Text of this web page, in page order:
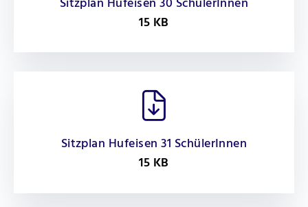
15 KB
Sitzplan Hufeisen 31 SchülerInnen
15 KB